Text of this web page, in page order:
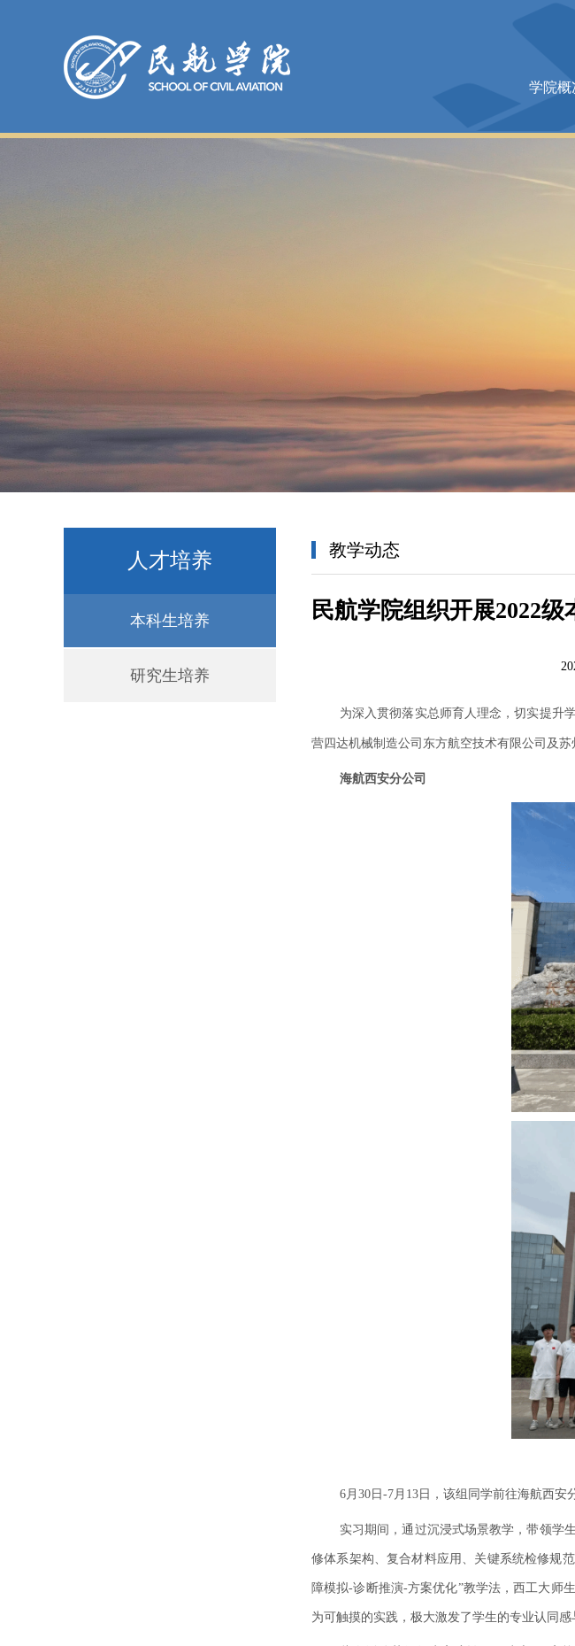
学院概
人才培养
本科生培养
研究生培养
教学动态
民航学院组织开展2022
为深入贯彻落实总师育人理念，切实提升
营四达机械制造公司东方航空技术有限公司及
海航西安分公司
6 月 30 日 -7月13日 ，该组同学前往海航西
实习期间，通过沉浸式场景教学，带领学
修体系架构、复合材料应用、关键系统检修规
障模拟-诊断推演-方案优化”教学法，西工大师
为可触摸的实践，极大激发了学生的专业认同感